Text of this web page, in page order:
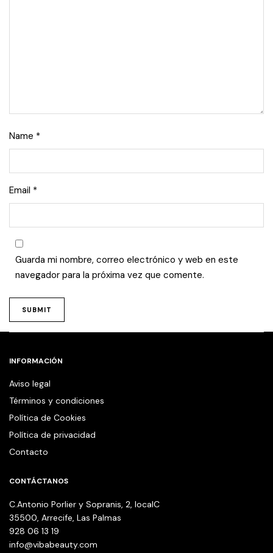
Name *
Email *
Guarda mi nombre, correo electrónico y web en este
navegador para la próxima vez que comente.
INFORMACIÓN
Aviso legal
Términos y condiciones
Política de Cookies
Política de privacidad
Contacto
CONTÁCTANOS
C.Antonio Porlier y Sopranis, 2, localC
35500, Arrecife, Las Palmas
928 06 13 19
info@vibabeauty.com